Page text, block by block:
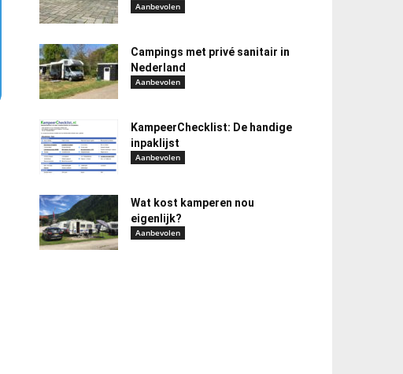
Aanbevolen
Campings met privé sanitair in
Nederland
Aanbevolen
KampeerChecklist: De handige
inpaklijst
Aanbevolen
Wat kost kamperen nou
eigenlijk?
Aanbevolen